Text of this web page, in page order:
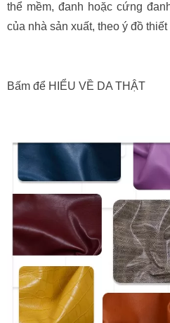
thể mềm, đanh hoặc cứng
của nhà sản xuất, theo ý đồ
Bấm để HIỂU VỀ DA THẬT